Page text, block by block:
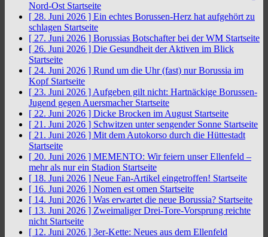
Nord-Ost Startseite
[ 28. Juni 2026 ] Ein echtes Borussen-Herz hat aufgehört zu
schlagen Startseite
[ 27. Juni 2026 ] Borussias Botschafter bei der WM Startseite
[ 26. Juni 2026 ] Die Gesundheit der Aktiven im Blick
Startseite
[ 24. Juni 2026 ] Rund um die Uhr (fast) nur Borussia im
Kopf Startseite
[ 23. Juni 2026 ] Aufgeben gilt nicht: Hartnäckige Borussen-
Jugend gegen Auersmacher Startseite
[ 22. Juni 2026 ] Dicke Brocken im August Startseite
[ 21. Juni 2026 ] Schwitzen unter sengender Sonne Startseite
[ 21. Juni 2026 ] Mit dem Autokorso durch die Hüttestadt
Startseite
[ 20. Juni 2026 ] MEMENTO: Wir feiern unser Ellenfeld –
mehr als nur ein Stadion Startseite
[ 18. Juni 2026 ] Neue Fan-Artikel eingetroffen! Startseite
[ 16. Juni 2026 ] Nomen est omen Startseite
[ 14. Juni 2026 ] Was erwartet die neue Borussia? Startseite
[ 13. Juni 2026 ] Zweimaliger Drei-Tore-Vorsprung reichte
nicht Startseite
[ 12. Juni 2026 ] 3er-Kette: Neues aus dem Ellenfeld